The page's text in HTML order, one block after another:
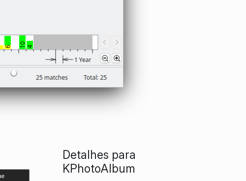
Detalhes para
KPhotoAlbum